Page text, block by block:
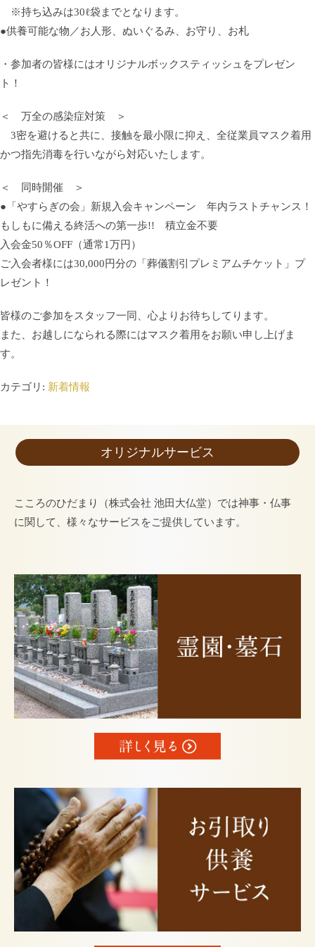
※持ち込みは30ℓ袋までとなります。
●供養可能な物／お人形、ぬいぐるみ、お守り、お札
・参加者の皆様にはオリジナルボックスティッシュをプレゼン
ト！
＜ 万全の感染症対策 ＞
3密を避けると共に、接触を最小限に抑え、全従業員マスク着用
かつ指先消毒を行いながら対応いたします。
＜ 同時開催 ＞
●「やすらぎの会」新規入会キャンペーン 年内ラストチャンス！
もしもに備える終活への第一歩!! 積立金不要
入会金50％OFF（通常1万円）
ご入会者様には30,000円分の「葬儀割引プレミアムチケット」プ
レゼント！
皆様のご参加をスタッフ一同、心よりお待ちしてります。
また、お越しになられる際にはマスク着用をお願い申し上げま
す。
カテゴリ: 新着情報
オリジナルサービス
こころのひだまり（株式会社 池田大仏堂）では神事・仏事
に関して、様々なサービスをご提供しています。